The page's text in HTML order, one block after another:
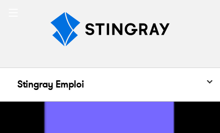
Stingray Emploi